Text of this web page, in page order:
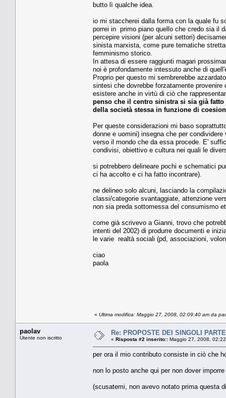
butto lì qualche idea.
io mi staccherei dalla forma con la quale fu
porrei in primo piano quello che credo sia il
percepire visioni (per alcuni settori)
sinista marxista, come pure tematiche
femminismo storico.
In attesa di essere raggiunti magari
noi è profondamente intessuto anche di
Proprio per questo mi sembrerebbe
sintesi che dovrebbe forzatamente
esistere anche in virtù di ciò che
penso che il centro sinistra si sia già
della società stessa in funzione di
Per queste considerazioni mi baso
donne e uomini) insegna che per
verso il mondo che da essa procede. E'
condivisi, obiettivo e cultura nei quali le
si potrebbero delineare pochi e schematici
ci ha accolto e ci ha fatto incontrare).
ne delineo solo alcuni, lasciando la
classi/categorie svantaggiate, attenzione
non sia preda sottomessa del consumismo
come già scrivevo a Gianni, trovo che
intenti del 2002) di produrre documenti e
le varie realtà sociali (pd, associazioni,
ciao
paola
« Ultima modifica: Maggio 27, 2008, 02:09:40 am da
paolav
Utente non iscritto
Re: PROPOSTE DEI SINGOLI
« Risposta #2 inserito:: Maggio 27, 2008,
per ora il mio contributo consiste in ciò che
non lo posto anche qui per non dover
(scusatemi, non avevo notato prima questa